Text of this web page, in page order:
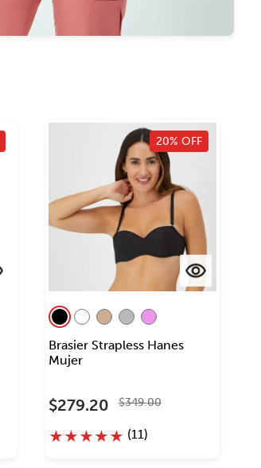
20% OFF
Brasier Strapless Hanes
Mujer
$279.20 $349.00
★★★★★ (11)